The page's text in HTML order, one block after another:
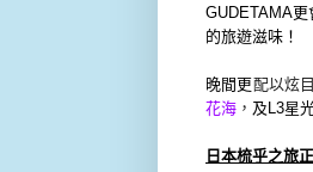
GUDETAMA更
的旅遊滋味！
晚間更配以炫
花海 ， 及 L3星
日本梳乎之旅